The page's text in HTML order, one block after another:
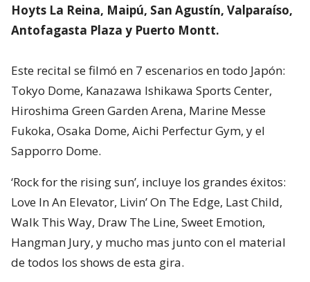
Hoyts La Reina, Maipú, San Agustín, Valparaíso,
Antofagasta Plaza y Puerto Montt.
Este recital se filmó en 7 escenarios en todo Japón:
Tokyo Dome, Kanazawa Ishikawa Sports Center,
Hiroshima Green Garden Arena, Marine Messe
Fukoka, Osaka Dome, Aichi Perfectur Gym, y el
Sapporro Dome.
‘Rock for the rising sun’, incluye los grandes éxitos:
Love In An Elevator, Livin’ On The Edge, Last Child,
Walk This Way, Draw The Line, Sweet Emotion,
Hangman Jury, y mucho mas junto con el material
de todos los shows de esta gira.